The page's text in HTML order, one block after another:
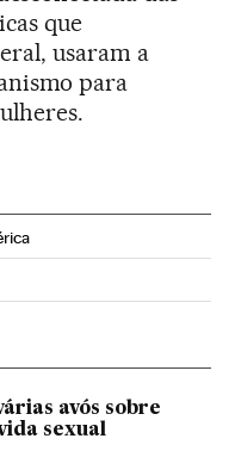
que
usaram a
para
avós sobre
sexual